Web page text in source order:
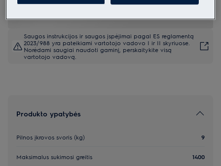
Saugos instrukcijos ir saugos įspėjimai pagal ES reglamentą
2023/988 yra pateikiami vartotojo vadovo I ir II skyriuose.
Norėdami saugiai naudoti gaminį, perskaitykite visą
vartotojo vadovą.
Produkto ypatybės
Pilnos įkrovos svoris (kg) 9
Maksimalus sukimosi greitis 1400